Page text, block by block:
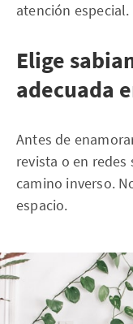
atención especial.
Elige
adecuada
Antes de
revista o en redes
camino inverso.
espacio.